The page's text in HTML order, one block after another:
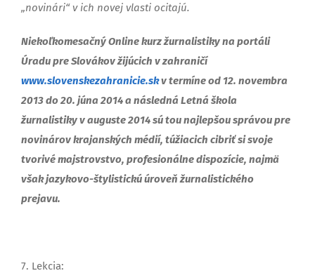
„novinári“ v ich novej vlasti ocitajú.
Niekoľkomesačný Online kurz žurnalistiky na portáli
Úradu pre Slovákov žijúcich v zahraničí
www.slovenskezahranicie.skv termíne od 12. novembra
2013 do 20. júna 2014 a následná Letná škola
žurnalistiky v auguste 2014 sú tou najlepšou správou pre
novinárov krajanských médií, túžiacich cibriť si svoje
tvorivé majstrovstvo, profesionálne dispozície, najmä
však jazykovo-štylistickú úroveň žurnalistického
prejavu.
7. Lekcia: